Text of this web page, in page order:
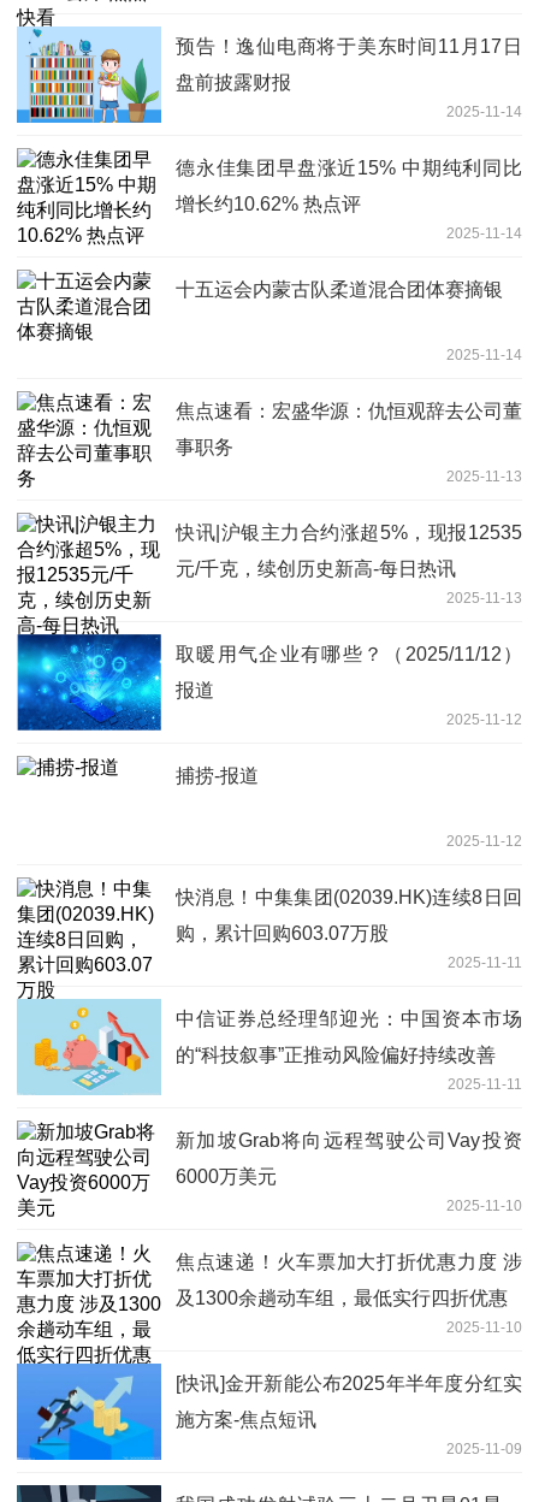
预告！逸仙电商将于美东时间11月17日
盘前披露财报
2025-11-14
德永佳集团早盘涨近15% 中期纯利同比
增长约10.62% 热点评
2025-11-14
十五运会内蒙古队柔道混合团体赛摘银
2025-11-14
焦点速看：宏盛华源：仇恒观辞去公司董
事职务
2025-11-13
快讯|沪银主力合约涨超5%，现报12535
元/千克，续创历史新高-每日热讯
2025-11-13
取暖用气企业有哪些？（2025/11/12）
报道
2025-11-12
捕捞-报道
2025-11-12
快消息！中集集团(02039.HK)连续8日回
购，累计回购603.07万股
2025-11-11
中信证券总经理邹迎光：中国资本市场
的“科技叙事”正推动风险偏好持续改善
2025-11-11
新加坡Grab将向远程驾驶公司Vay投资
6000万美元
2025-11-10
焦点速递！火车票加大打折优惠力度 涉
及1300余趟动车组，最低实行四折优惠
2025-11-10
[快讯]金开新能公布2025年半年度分红实
施方案-焦点短讯
2025-11-09